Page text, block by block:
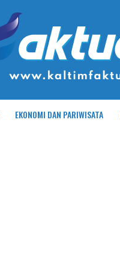
EKONOMI DAN PARIWISATA